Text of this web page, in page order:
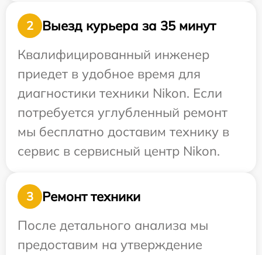
2
Выезд курьера за 35 минут
Квалифицированный инженер
приедет в удобное время для
диагностики техники Nikon. Если
потребуется углубленный ремонт
мы бесплатно доставим технику в
сервис в сервисный центр Nikon.
3
Ремонт техники
После детального анализа мы
предоставим на утверждение